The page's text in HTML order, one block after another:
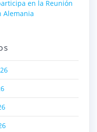
en la Reunión
Alemania